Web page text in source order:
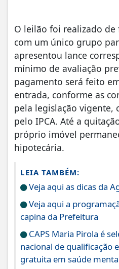
O leilão foi realizado
com um único grupo
apresentou lance
mínimo de avaliação
pagamento será feito
entrada, conforme as
pela legislação vigente,
pelo IPCA. Até a
próprio imóvel
hipotecária.
LEIA TAMBÉM:
Veja aqui as dicas da
Veja aqui a
capina da Prefeitura
CAPS Maria Pirola é
nacional de qualificação
gratuita em saúde